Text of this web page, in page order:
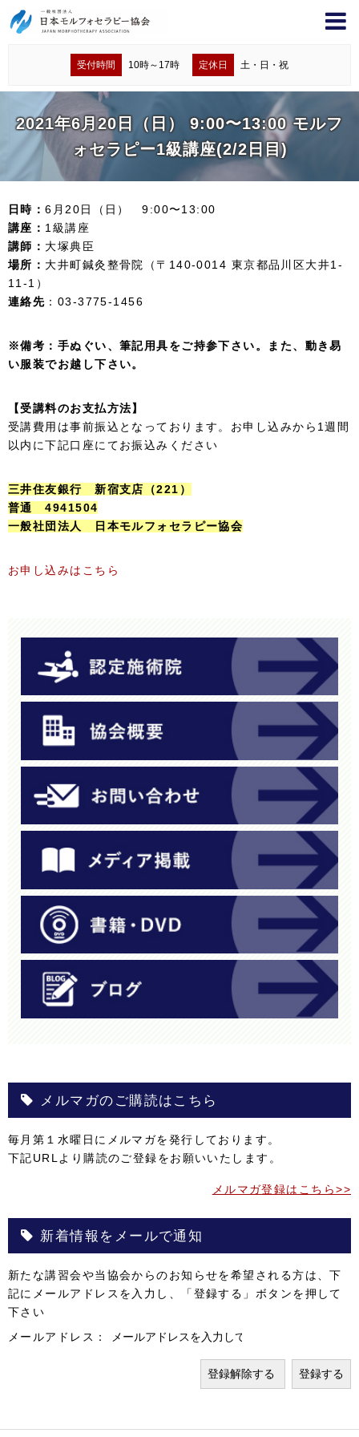
受付時間 10時～17時 定休日 土・日・祝
2021年6月20日（日） 9:00〜13:00 モルフ
ォセラピー1級講座(2/2日目)
日時：6月20日（日） 9:00〜13:00
講座： 1級講座
講師： 大塚典臣
場所： 大井町鍼灸整骨院（〒140-0014 東京都品川区大井1-
11-1）
連絡先 ：03-3775-1456
※備考：手ぬぐい、筆記用具をご持参下さい。また、動き易
い服装でお越し下さい。
【受講料のお支払方法】
受講費用は事前振込となっております。お申し込みから1週間
以内に下記口座にてお振込みください
三井住友銀行 新宿支店（221）
普通 4941504
一般社団法人 日本モルフォセラピー協会
お申し込みはこちら
メルマガのご購読はこちら
毎月第１水曜日にメルマガを発行しております。
下記URLより購読のご登録をお願いいたします。
メルマガ登録はこちら>>
新着情報をメールで通知
新たな講習会や当協会からのお知らせを希望される方は、下
記にメールアドレスを入力し、「登録する」ボタンを押して
下さい
メールアドレス：